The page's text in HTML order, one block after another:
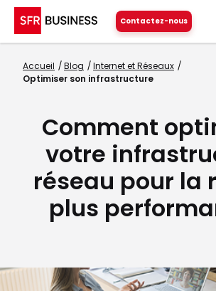
Contactez-nous
Accueil Blog
Internet et Réseaux
Optimiser son infrastructure
Comment
votre
réseau pour la
plus